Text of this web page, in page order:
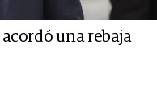
una rebaja